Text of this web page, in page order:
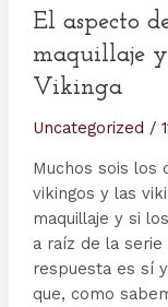
El aspecto
maquillaje
Vikinga
Uncategorized /
Muchos sois los
vikingos y las
maquillaje y si
a raíz de la serie
respuesta es sí
que, como